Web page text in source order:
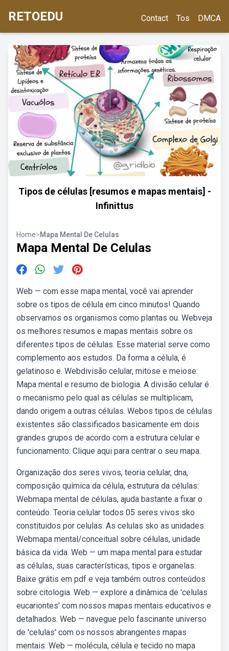
RETOEDU Contact Tos DMCA
Tipos de células [resumos e mapas mentais] -
Infinittus
Home>Mapa Mental De Celulas
Mapa Mental De Celulas
Web — com esse mapa mental, você vai aprender
sobre os tipos de célula em cinco minutos! Quando
observamos os organismos como plantas ou. Webveja
os melhores resumos e mapas mentais sobre os
diferentes tipos de células. Esse material serve como
complemento aos estudos. Da forma a célula, é
gelatinoso e. Webdivisão celular, mitose e meiose:
Mapa mental e resumo de biologia. A divisão celular é
o mecanismo pelo qual as células se multiplicam,
dando origem a outras células. Webos tipos de células
existentes são classificados basicamente em dois
grandes grupos de acordo com a estrutura celular e
funcionamento: Clique aqui para centrar o seu mapa.
Organização dos seres vivos, teoria celular, dna,
composição química da célula, estrutura da células:
Webmapa mental de células, ajuda bastante a fixar o
conteúdo. Teoria celular todos 05 seres vivos sko
constituidos por celulas: As celulas sko as unidades.
Webmapa mental/conceitual sobre células, unidade
básica da vida. Web — um mapa mental para estudar
as células, suas características, tipos e organelas.
Baixe grátis em pdf e veja também outros conteúdos
sobre citologia. Web — explore a dinâmica de 'celulas
eucariontes' com nossos mapas mentais educativos e
detalhados. Web — navegue pelo fascinante universo
de 'celulas' com os nossos abrangentes mapas
mentais. Web — molécula, célula e tecido no mapa